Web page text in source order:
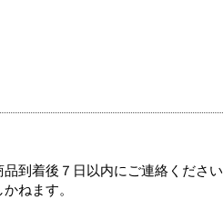
到着後７日以内にご連絡くださ
ねます。